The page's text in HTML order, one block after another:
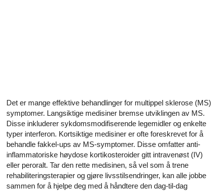
Alle artikler om Alzheimers sykdom
Det er mange effektive behandlinger for multippel sklerose (MS)
symptomer. Langsiktige medisiner bremse utviklingen av MS.
Disse inkluderer sykdomsmodifiserende legemidler og enkelte
typer interferon. Kortsiktige medisiner er ofte foreskrevet for å
behandle fakkel-ups av MS-symptomer. Disse omfatter anti-
inflammatoriske høydose kortikosteroider gitt intravenøst ​​(IV)
eller peroralt. Tar den rette medisinen, så vel som å trene
rehabiliteringsterapier og gjøre livsstilsendringer, kan alle jobbe
sammen for å hjelpe deg med å håndtere den dag-til-dag